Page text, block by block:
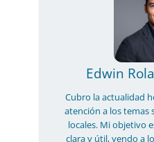
Edwin
Cubro la actualidad
atención a los temas
locales. Mi objetivo
clara y útil, yendo a